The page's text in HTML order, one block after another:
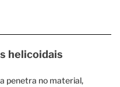
helicoidais
penetra no material,